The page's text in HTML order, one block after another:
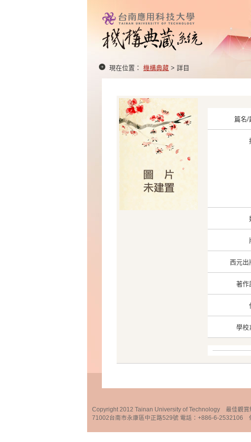
現在位置： 機構典藏 > 詳目
篇名/
西元出
著作
學校
Copyright 2012 Tainan University of Technology 最佳觀賞
71002台南市永康區中正路529號 電話：+886-6-2532106